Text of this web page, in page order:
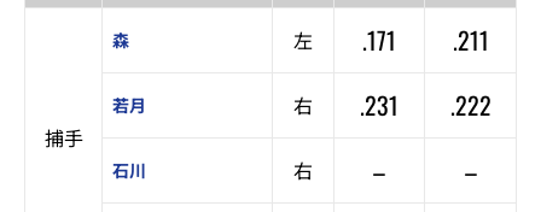
捕手
森 左 .171 .211
若月 右 .231 .222
石川 右 – –